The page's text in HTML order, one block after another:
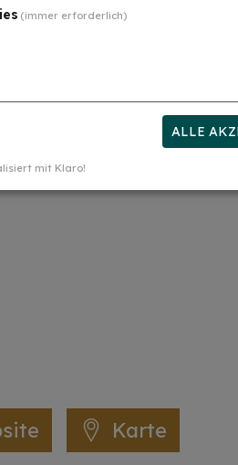
Karte
(immer erforderlich)
ALLE
mit Klaro!